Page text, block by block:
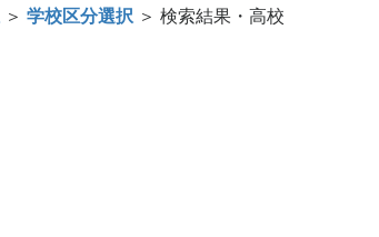
＞ 学校区分選択 ＞ 検索結果・高校